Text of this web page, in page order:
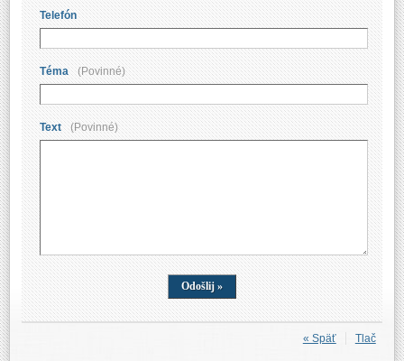
Telefón
Téma (Povinné)
Text (Povinné)
Tlač
« Späť